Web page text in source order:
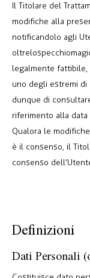
Il Titolare del
modifiche alla
notificandolo agli
legalmente fattibile,
uno degli estremi di
dunque di
riferimento alla
Qualora le
è il consenso, il
consenso
Definizioni
Dati Personali